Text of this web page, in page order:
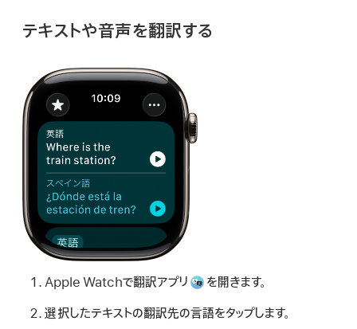
テキストや音声を翻訳する
Apple Watchで翻訳アプリ
を開きます。
選択したテキストの翻訳先の言語をタップします。